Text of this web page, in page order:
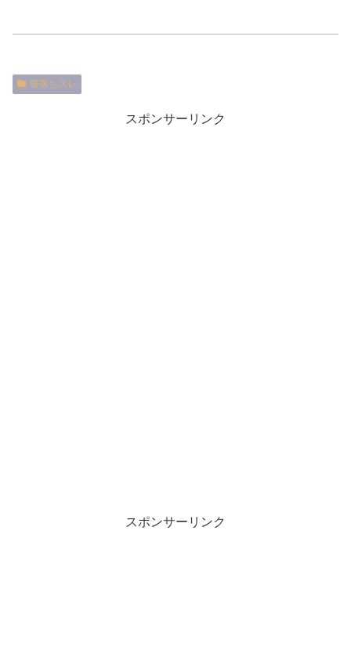
寝落ちスレ
スポンサーリンク
スポンサーリンク